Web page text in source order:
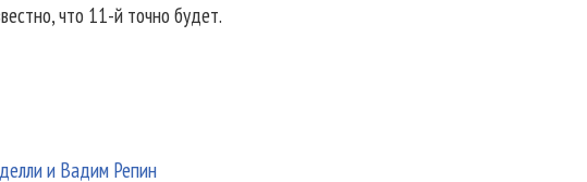
что 11-й точно будет.